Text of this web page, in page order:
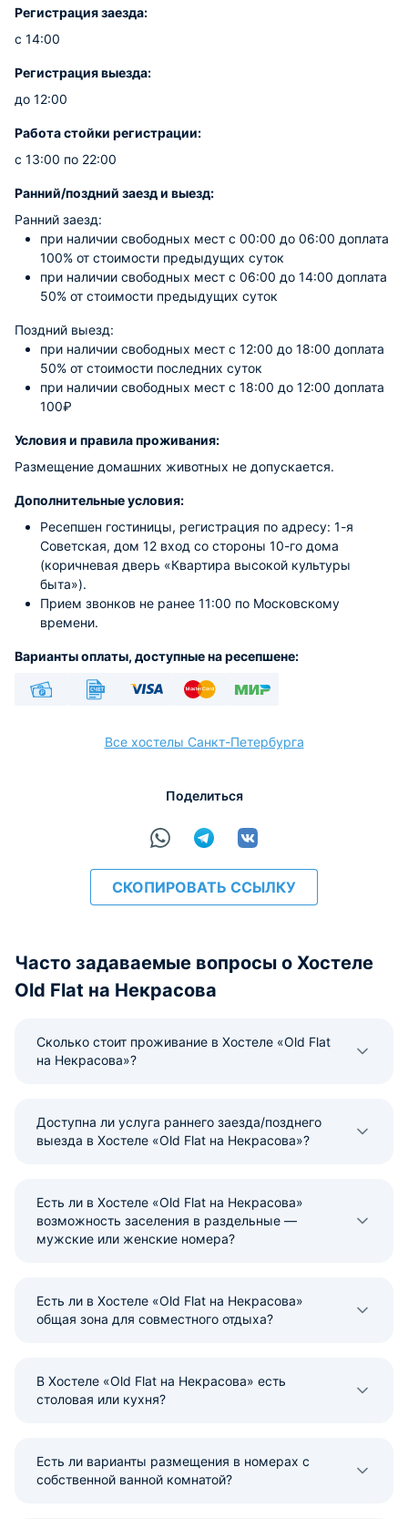
Регистрация заезда:
с 14:00
Регистрация выезда:
до 12:00
Работа стойки регистрации:
с 13:00 по 22:00
Ранний/поздний заезд и выезд:
Ранний заезд:
при наличии свободных мест c 00:00 до 06:00 доплата
100% от стоимости предыдущих суток
при наличии свободных мест c 06:00 до 14:00 доплата
50% от стоимости предыдущих суток
Поздний выезд:
при наличии свободных мест c 12:00 до 18:00 доплата
50% от стоимости последних суток
при наличии свободных мест c 18:00 до 12:00 доплата
100₽
Условия и правила проживания:
Размещение домашних животных не допускается.
Дополнительные условия:
Ресепшен гостиницы, регистрация по адресу: 1-я
Советская, дом 12 вход со стороны 10-го дома
(коричневая дверь «Квартира высокой культуры
быта»).
Прием звонков не ранее 11:00 по Московскому
времени.
Варианты оплаты, доступные на ресепшене:
Все хостелы Санкт-Петербурга
Поделиться
СКОПИРОВАТЬ ССЫЛКУ
Часто задаваемые вопросы о Хостеле
Old Flat на Некрасова
Сколько стоит проживание в Хостеле «Old Flat
на Некрасова»?
Доступна ли услуга раннего заезда/позднего
выезда в Хостеле «Old Flat на Некрасова»?
Есть ли в Хостеле «Old Flat на Некрасова»
возможность заселения в раздельные —
мужские или женские номера?
Есть ли в Хостеле «Old Flat на Некрасова»
общая зона для совместного отдыха?
В Хостеле «Old Flat на Некрасова» есть
столовая или кухня?
Есть ли варианты размещения в номерах с
собственной ванной комнатой?